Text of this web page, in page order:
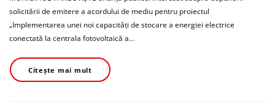
solicitării de emitere a acordului de mediu pentru proiectul
„Implementarea unei noi capacități de stocare a energiei electrice
conectată la centrala fotovoltaică a…
Citește mai mult